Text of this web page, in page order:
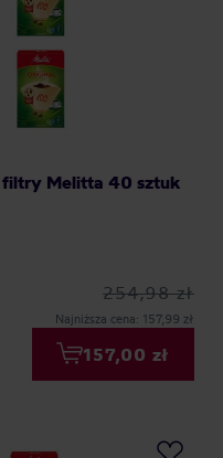
Zestaw Aromaboy Biały + 2x filtry Melitta 40 sztuk
254,98 zł
Najniższa cena: 157,99 zł
157,00 zł